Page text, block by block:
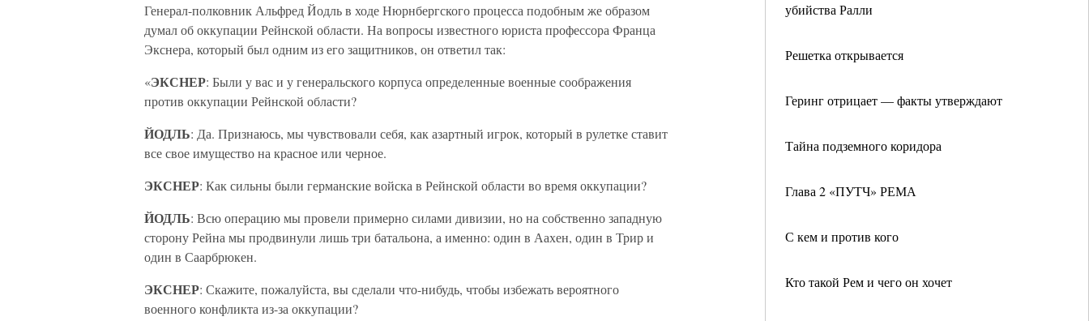
убийства Ралли
Решетка открывается
Геринг отрицает — факты утверждают
Тайна подземного коридора
Глава 2 «ПУТЧ» РЕМА
С кем и против кого
Кто такой Рем и чего он хочет
Генерал-полковник Альфред Йодль в ходе Нюрнбергского процесса подобным же образом
думал об оккупации Рейнской области. На вопросы известного юриста профессора Франца
Экснера, который был одним из его защитников, он ответил так:
«ЭКСНЕР: Были у вас и у генеральского корпуса определенные военные соображения
против оккупации Рейнской области?
ЙОДЛЬ: Да. Признаюсь, мы чувствовали себя, как азартный игрок, который в рулетке ставит
все свое имущество на красное или черное.
ЭКСНЕР: Как сильны были германские войска в Рейнской области во время оккупации?
ЙОДЛЬ: Всю операцию мы провели примерно силами дивизии, но на собственно западную
сторону Рейна мы продвинули лишь три батальона, а именно: один в Аахен, один в Трир и
один в Саарбрюкен.
ЭКСНЕР: Скажите, пожалуйста, вы сделали что-нибудь, чтобы избежать вероятного
военного конфликта из-за оккупации?